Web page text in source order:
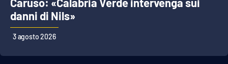
Le perfidie di Antonella Grippo
Venti di comunicazione
danni di Nils»
3 agosto 2026